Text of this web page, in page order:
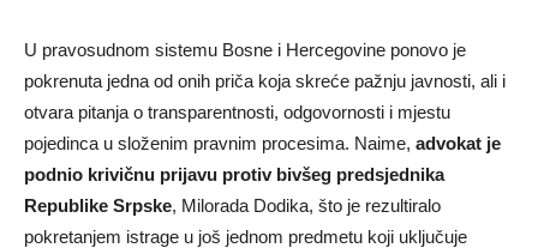
U pravosudnom sistemu Bosne i Hercegovine ponovo je
pokrenuta jedna od onih priča koja skreće pažnju javnosti, ali i
otvara pitanja o transparentnosti, odgovornosti i mjestu
pojedinca u složenim pravnim procesima. Naime, advokat je
podnio krivičnu prijavu protiv bivšeg predsjednika
Republike Srpske, Milorada Dodika, što je rezultiralo
pokretanjem istrage u još jednom predmetu koji uključuje